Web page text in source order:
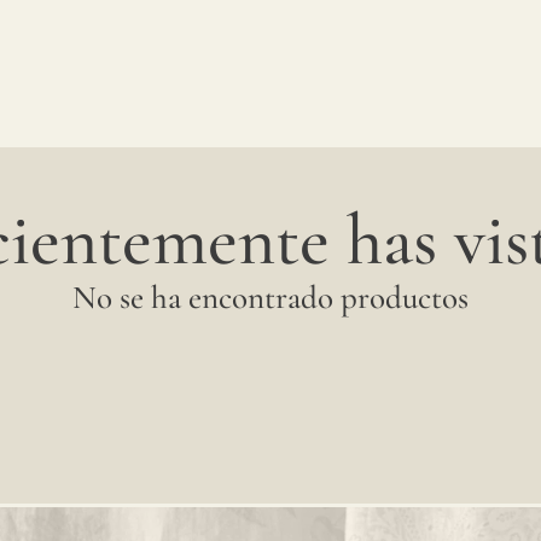
has
No se ha encontrado productos